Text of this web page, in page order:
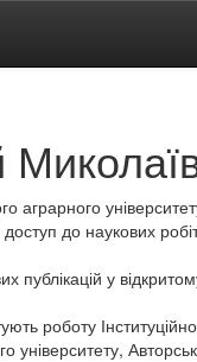
аграрного
до наукових
у
роботу
університету,